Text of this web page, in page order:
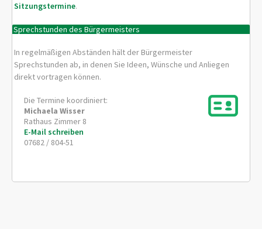
Sitzungstermine.
Sprechstunden des Bürgermeisters
In regelmäßigen Abständen hält der Bürgermeister
Sprechstunden ab, in denen Sie Ideen, Wünsche und Anliegen
direkt vortragen können.
Die Termine koordiniert:
Michaela Wisser
Rathaus Zimmer 8
E-Mail schreiben
07682 / 804-51